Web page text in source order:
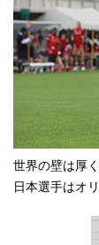
世界の壁は厚
日本選手はオ